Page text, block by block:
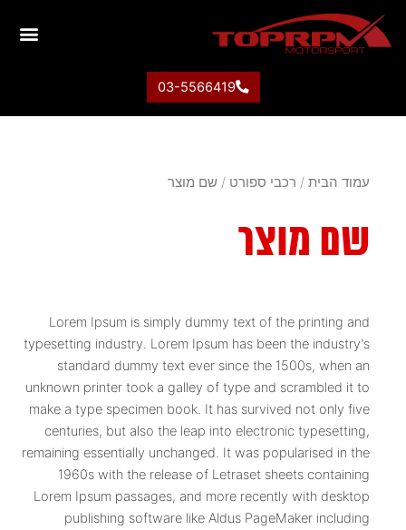
03-5566419
עמוד הבית / רכבי ספורט / שם מוצר
שם מוצר
Lorem Ipsum is simply dummy text of the printing and
typesetting industry. Lorem Ipsum has been the industry's
standard dummy text ever since the 1500s, when an
unknown printer took a galley of type and scrambled it to
make a type specimen book. It has survived not only five
centuries, but also the leap into electronic typesetting,
remaining essentially unchanged. It was popularised in the
1960s with the release of Letraset sheets containing
Lorem Ipsum passages, and more recently with desktop
publishing software like Aldus PageMaker including